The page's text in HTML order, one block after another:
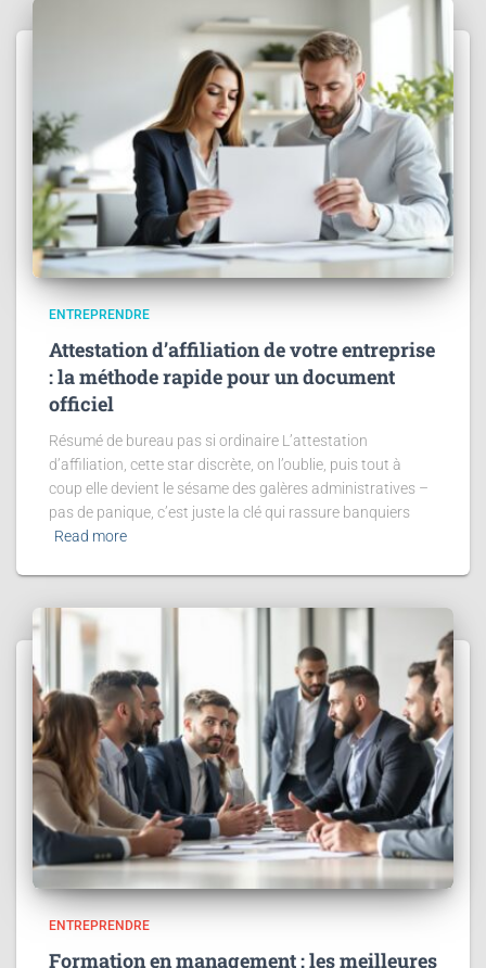
ENTREPRENDRE
Attestation d’affiliation de votre entreprise
: la méthode rapide pour un document
officiel
Résumé de bureau pas si ordinaire L’attestation
d’affiliation, cette star discrète, on l’oublie, puis tout à
coup elle devient le sésame des galères administratives –
pas de panique, c’est juste la clé qui rassure banquiers
Read more
ENTREPRENDRE
Formation en management : les meilleures